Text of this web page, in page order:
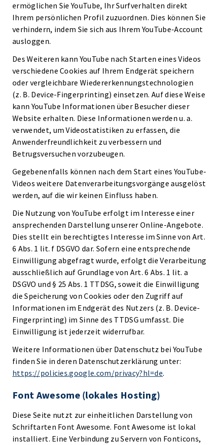
ermöglichen Sie YouTube, Ihr Surfverhalten direkt
Ihrem persönlichen Profil zuzuordnen. Dies können Sie
verhindern, indem Sie sich aus Ihrem YouTube-Account
ausloggen.
Des Weiteren kann YouTube nach Starten eines Videos
verschiedene Cookies auf Ihrem Endgerät speichern
oder vergleichbare Wiedererkennungstechnologien
(z. B. Device-Fingerprinting) einsetzen. Auf diese Weise
kann YouTube Informationen über Besucher dieser
Website erhalten. Diese Informationen werden u. a.
verwendet, um Videostatistiken zu erfassen, die
Anwenderfreundlichkeit zu verbessern und
Betrugsversuchen vorzubeugen.
Gegebenenfalls können nach dem Start eines YouTube-
Videos weitere Datenverarbeitungsvorgänge ausgelöst
werden, auf die wir keinen Einfluss haben.
Die Nutzung von YouTube erfolgt im Interesse einer
ansprechenden Darstellung unserer Online-Angebote.
Dies stellt ein berechtigtes Interesse im Sinne von Art.
6 Abs. 1 lit. f DSGVO dar. Sofern eine entsprechende
Einwilligung abgefragt wurde, erfolgt die Verarbeitung
ausschließlich auf Grundlage von Art. 6 Abs. 1 lit. a
DSGVO und § 25 Abs. 1 TTDSG, soweit die Einwilligung
die Speicherung von Cookies oder den Zugriff auf
Informationen im Endgerät des Nutzers (z. B. Device-
Fingerprinting) im Sinne des TTDSG umfasst. Die
Einwilligung ist jederzeit widerrufbar.
Weitere Informationen über Datenschutz bei YouTube
finden Sie in deren Datenschutzerklärung unter:
https://policies.google.com/privacy?hl=de.
Font Awesome (lokales Hosting)
Diese Seite nutzt zur einheitlichen Darstellung von
Schriftarten Font Awesome. Font Awesome ist lokal
installiert. Eine Verbindung zu Servern von Fonticons,